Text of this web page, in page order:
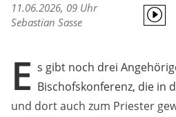
11.06.2026, 09 Uhr
Sebastian Sasse
E s gibt noch drei
Bischofskonferenz, die in
und dort auch zum Priester